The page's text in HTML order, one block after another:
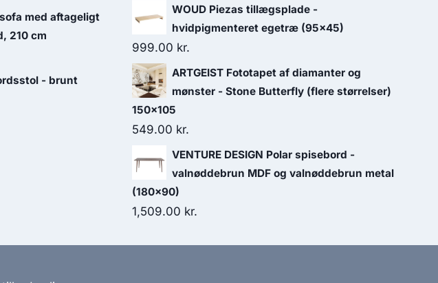
med aftageligt
210 cm
- brunt
WOUD Piezas tillægsplade -
hvidpigmenteret egetræ (95x45)
999.00 kr.
ARTGEIST Fototapet af diamanter og
mønster - Stone Butterfly (flere størrelser)
150x105
549.00 kr.
VENTURE DESIGN Polar spisebord -
valnøddebrun MDF og valnøddebrun metal
(180x90)
1,509.00 kr.